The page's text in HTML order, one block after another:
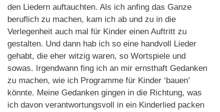
den Liedern auftauchten. Als ich anfing das Ganze
beruflich zu machen, kam ich ab und zu in die
Verlegenheit auch mal für Kinder einen Auftritt zu
gestalten. Und dann hab ich so eine handvoll Lieder
gehabt, die eher witzig waren, so Wortspiele und
sowas. Irgendwann fing ich an mir ernsthaft Gedanken
zu machen, wie ich Programme für Kinder ‘bauen’
könnte. Meine Gedanken gingen in die Richtung, was
ich davon verantwortungsvoll in ein Kinderlied packen